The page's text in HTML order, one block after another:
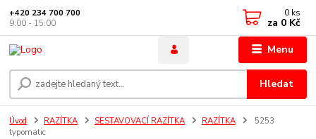
Menu
Hledat
+420 234 700 700
9:00 - 15:00
0 ks
za 0 Kč
Úvod RAZÍTKA SESTAVOVACÍ RAZÍTKA RAZÍTKA
5253
typomatic